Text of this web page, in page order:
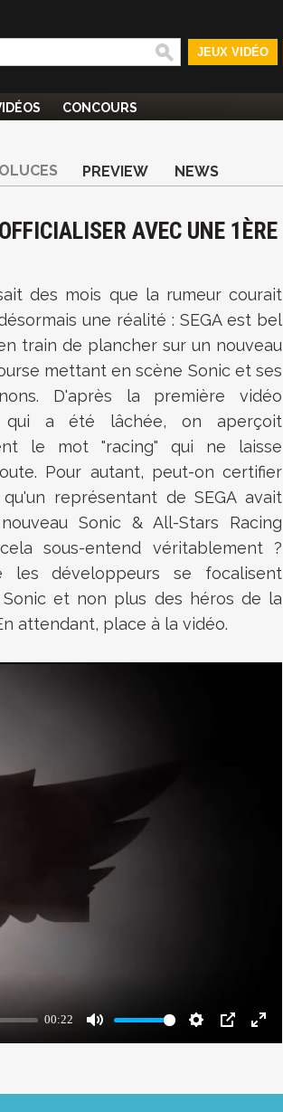
JEUX VIDÉO
CONCOURS
PREVIEW NEWS
AVEC UNE 1ÈRE
des mois que la rumeur courait
une réalité : SEGA est bel
train de plancher sur un nouveau
mettant en scène Sonic et ses
D'après la première vidéo
qui a été lâchée, on aperçoit
le mot "racing" qui ne laisse
Pour autant, peut-on certifier
représentant de SEGA avait
Sonic & All-Stars Racing
sous-entend véritablement ?
les développeurs se focalisent
et non plus des héros de la
attendant, place à la vidéo.